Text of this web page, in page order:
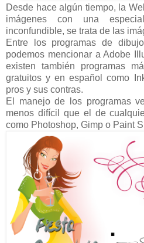
Desde hace algún tiempo, la
imágenes con una
inconfundible, se trata de las
Entre los programas de
podemos mencionar a Adobe
existen también programas
gratuitos y en español como
pros y sus contras.
El manejo de los programas
menos difícil que el de
como Photoshop, Gimp o Paint